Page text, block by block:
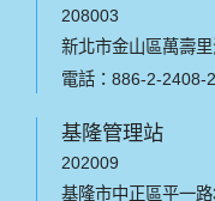
208003
新北市金山區萬壽
電話：886-2-2408-
基隆管理站
202009
基隆市中正區平一